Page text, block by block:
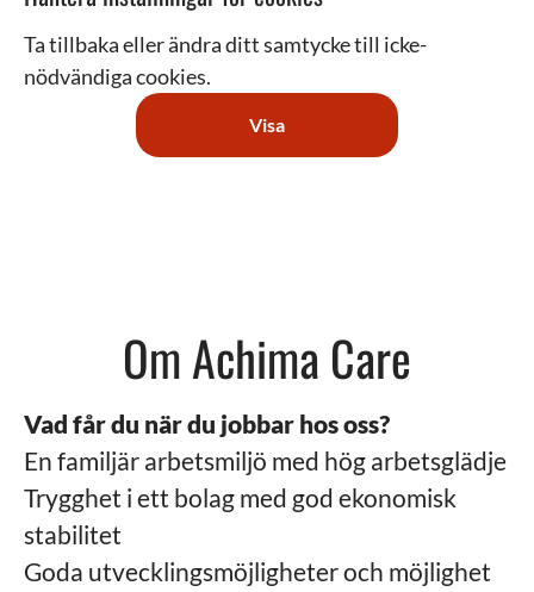
Ta tillbaka eller ändra ditt samtycke till icke-
nödvändiga cookies.
Visa
Om Achima Care
Vad får du när du jobbar hos oss?
En familjär arbetsmiljö med hög arbetsglädje
Trygghet i ett bolag med god ekonomisk
stabilitet
Goda utvecklingsmöjligheter och möjlighet